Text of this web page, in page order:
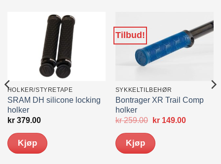
HOLKER/STYRETAPE
SRAM DH silicone locking
holker
kr379.00
Kjøp
Tilbud!
SYKKELTILBEHØR
Bontrager XR Trail Comp
holker
kr259.00
Opprinnelig
var:
kr 259.00.
kr149.00
Kjøp